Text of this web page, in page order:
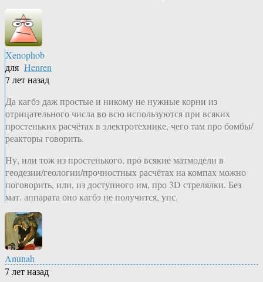
Xenophob
для Henren
7 лет назад
Да кагбэ даж простые и никому не нужные корни из
отрицательного числа во всю используются при всяких
простеньких расчётах в электротехнике, чего там про бомбы/
реакторы говорить.
Ну, или тож из простенького, про всякие матмодели в
геодезии/геологии/прочностных расчётах на компах можно
поговорить, или, из доступного им, про 3D стрелялки. Без
мат. аппарата оно кагбэ не получится, упс.
Anunah
7 лет назад